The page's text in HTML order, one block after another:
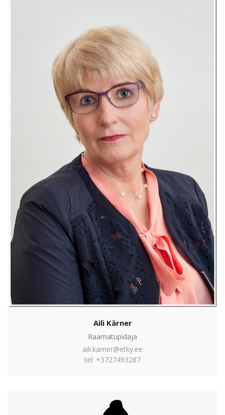
Aili Kärner
Raamatupidaja
aili.karner@etky.ee
tel: +3727493287